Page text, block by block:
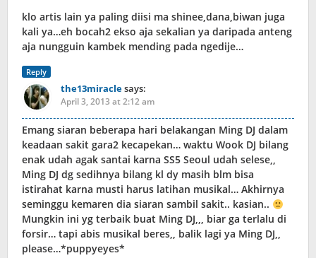
klo artis lain ya paling diisi ma shinee,dana,biwan juga
kali ya…eh bocah2 ekso aja sekalian ya daripada anteng
aja nungguin kambek mending pada ngedije…
Reply
the13miraclesays:
April 3, 2013 at 2:12 am
Emang siaran beberapa hari belakangan Ming DJ dalam
keadaan sakit gara2 kecapekan… waktu Wook DJ bilang
enak udah agak santai karna SS5 Seoul udah selese,,
Ming DJ dg sedihnya bilang kl dy masih blm bisa
istirahat karna musti harus latihan musikal… Akhirnya
seminggu kemaren dia siaran sambil sakit.. kasian..
Mungkin ini yg terbaik buat Ming DJ,,, biar ga terlalu di
forsir… tapi abis musikal beres,, balik lagi ya Ming DJ,,
please…*puppyeyes*